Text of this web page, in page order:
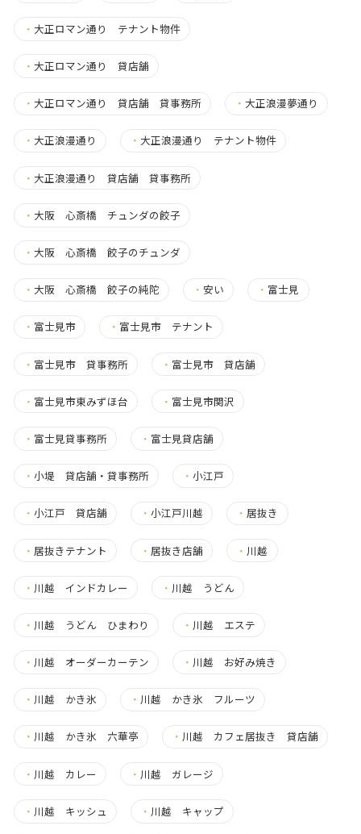
・ 大正ロマン通り テナント物件
・ 大正ロマン通り 貸店舗
・ 大正ロマン通り 貸店舗 貸事務所 ・ 大正浪漫夢通り
・ 大正浪漫通り ・ 大正浪漫通り テナント物件
・ 大正浪漫通り 貸店舗 貸事務所
・ 大阪 心斎橋 チュンダの餃子
・ 大阪 心斎橋 餃子のチュンダ
・ 大阪 心斎橋 餃子の純陀 ・安い ・ 富士見
・ 富士見市 ・ 富士見市 テナント
・ 富士見市 貸事務所 ・ 富士見市 貸店舗
・ 富士見市東みずほ台 ・ 富士見市関沢
・ 富士見貸事務所 ・ 富士見貸店舗
・ 小堤 貸店舗・貸事務所 ・小江戸
・ 小江戸 貸店舗 ・小江戸川越 ・居抜き
・ 居抜きテナント ・ 居抜き店舗 ・ 川越
・ 川越 インドカレー ・ 川越 うどん
・ 川越 うどん ひまわり ・ 川越 エステ
・ 川越 オーダーカーテン ・ 川越 お好み焼き
・ 川越 かき氷 ・ 川越 かき氷 フルーツ
・ 川越 かき氷 六華亭 ・ 川越 カフェ居抜き 貸店舗
・ 川越 カレー ・ 川越 ガレージ
・ 川越 キッシュ ・ 川越 キャップ